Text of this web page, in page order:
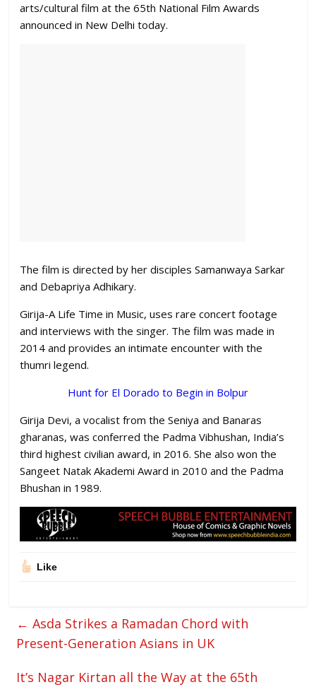
arts/cultural film at the 65th National Film Awards
announced in New Delhi today.
The film is directed by her disciples Samanwaya Sarkar
and Debapriya Adhikary.
Girija-A Life Time in Music, uses rare concert footage
and interviews with the singer. The film was made in
2014 and provides an intimate encounter with the
thumri legend.
Hunt for El Dorado to Begin in Bolpur
Girija Devi, a vocalist from the Seniya and Banaras
gharanas, was conferred the Padma Vibhushan, India’s
third highest civilian award, in 2016. She also won the
Sangeet Natak Akademi Award in 2010 and the Padma
Bhushan in 1989.
Like
← Asda Strikes a Ramadan Chord with
Present-Generation Asians in UK
It’s Nagar Kirtan all the Way at the 65th